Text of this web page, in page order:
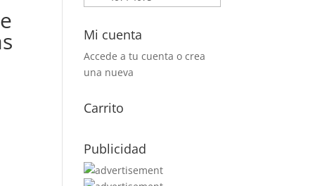
Mi cuenta
Accede a tu cuenta o crea
una nueva
Carrito
Publicidad